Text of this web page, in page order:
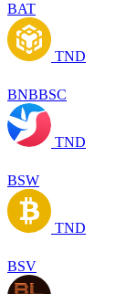
BAT
TND
BNBBSC
TND
BSW
TND
BSV